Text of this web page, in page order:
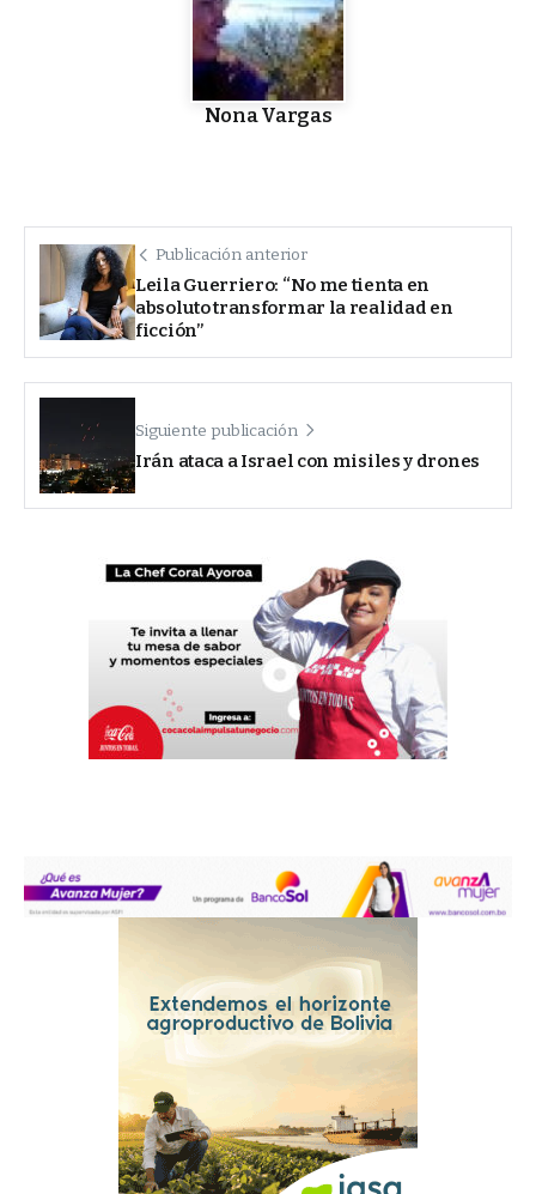
Nona Vargas
Publicación anterior
Leila Guerriero: “No me tienta en
absoluto transformar la realidad en
ficción”
Siguiente publicación
Irán ataca a Israel con misiles y drones